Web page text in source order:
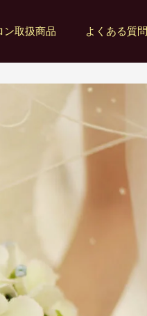
ン取扱商品 よくある質問